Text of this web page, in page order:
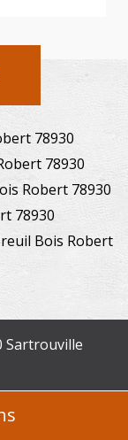
78930
78930
Robert 78930
78930
Bois Robert
Sartrouville